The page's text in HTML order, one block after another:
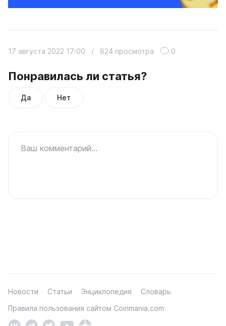
Понравилась ли статья?
Да Нет
17 августа 2022 17:00 / 824 просмотра 0
Ваш комментарий...
Новости Статьи Энциклопедия
Словарь
Правила пользования сайтом Coinmania.com